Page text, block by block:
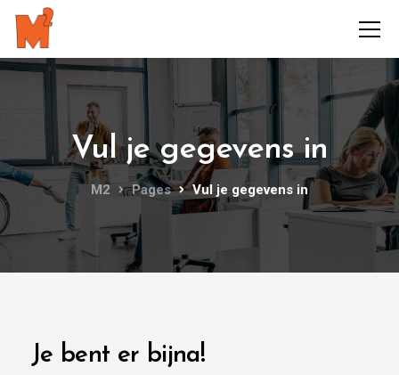
Vul je gegevens in
M2 Pages Vul je gegevens in
Je bent er bijna!